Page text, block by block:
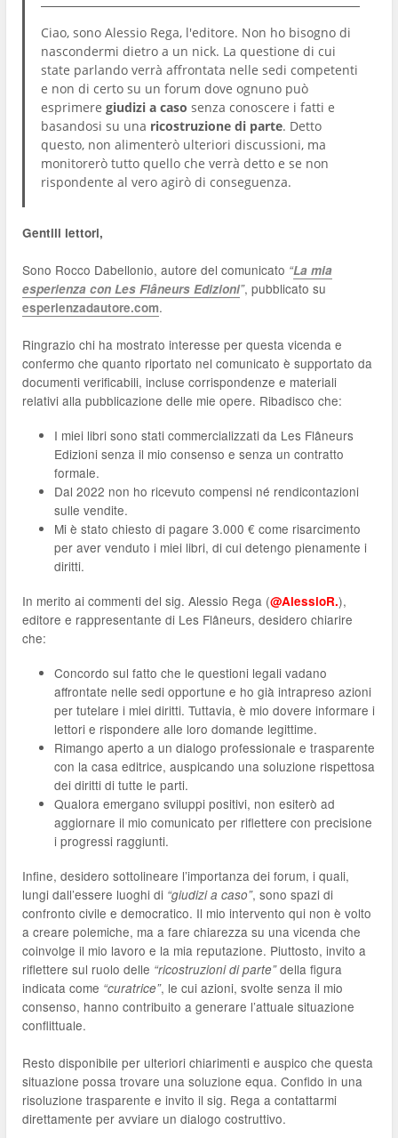
Ciao, sono Alessio Rega, l'editore. Non ho bisogno di
nascondermi dietro a un nick. La questione di cui
state parlando verrà affrontata nelle sedi competenti
e non di certo su un forum dove ognuno può
esprimere giudizi a caso senza conoscere i fatti e
basandosi su una ricostruzione di parte. Detto
questo, non alimenterò ulteriori discussioni, ma
monitorerò tutto quello che verrà detto e se non
rispondente al vero agirò di conseguenza.
Gentili lettori,
Sono Rocco Dabellonio, autore del comunicato “La mia
esperienza con Les Flâneurs Edizioni”, pubblicato su
esperienzadautore.com.
Ringrazio chi ha mostrato interesse per questa vicenda e
confermo che quanto riportato nel comunicato è supportato da
documenti verificabili, incluse corrispondenze e materiali
relativi alla pubblicazione delle mie opere. Ribadisco che:
I miei libri sono stati commercializzati da Les Flâneurs
Edizioni senza il mio consenso e senza un contratto
formale.
Dal 2022 non ho ricevuto compensi né rendicontazioni
sulle vendite.
Mi è stato chiesto di pagare 3.000 € come risarcimento
per aver venduto i miei libri, di cui detengo pienamente i
diritti.
In merito ai commenti del sig. Alessio Rega (@AlessioR.),
editore e rappresentante di Les Flâneurs, desidero chiarire
che:
Concordo sul fatto che le questioni legali vadano
affrontate nelle sedi opportune e ho già intrapreso azioni
per tutelare i miei diritti. Tuttavia, è mio dovere informare i
lettori e rispondere alle loro domande legittime.
Rimango aperto a un dialogo professionale e trasparente
con la casa editrice, auspicando una soluzione rispettosa
dei diritti di tutte le parti.
Qualora emergano sviluppi positivi, non esiterò ad
aggiornare il mio comunicato per riflettere con precisione
i progressi raggiunti.
Infine, desidero sottolineare l’importanza dei forum, i quali,
lungi dall’essere luoghi di “giudizi a caso”, sono spazi di
confronto civile e democratico. Il mio intervento qui non è volto
a creare polemiche, ma a fare chiarezza su una vicenda che
coinvolge il mio lavoro e la mia reputazione. Piuttosto, invito a
riflettere sul ruolo delle “ricostruzioni di parte”della figura
indicata come “curatrice”, le cui azioni, svolte senza il mio
consenso, hanno contribuito a generare l’attuale situazione
conflittuale.
Resto disponibile per ulteriori chiarimenti e auspico che questa
situazione possa trovare una soluzione equa. Confido in una
risoluzione trasparente e invito il sig. Rega a contattarmi
direttamente per avviare un dialogo costruttivo.